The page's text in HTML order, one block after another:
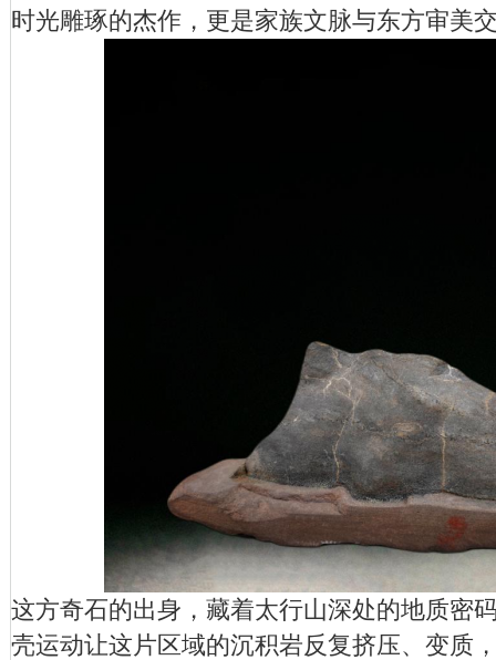
时光雕琢的杰作，更是家族文脉与东方审美
这方奇石的出身，藏着太行山深处的地质密
壳运动让这片区域的沉积岩反复挤压、变质